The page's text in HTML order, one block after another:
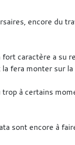
encore du
caractère a su
fera monter sur
à certains
sont encore à